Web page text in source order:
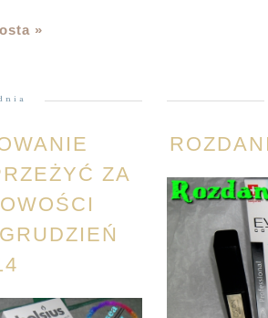
»
ZA